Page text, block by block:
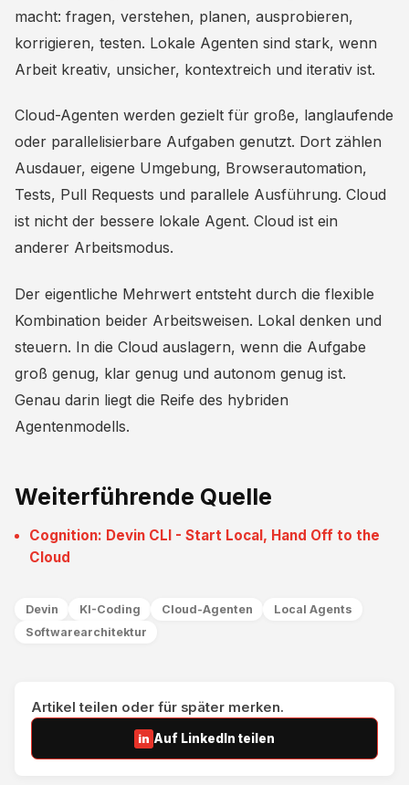
macht: fragen, verstehen, planen, ausprobieren,
korrigieren, testen. Lokale Agenten sind stark, wenn
Arbeit kreativ, unsicher, kontextreich und iterativ ist.
Cloud-Agenten werden gezielt für große, langlaufende
oder parallelisierbare Aufgaben genutzt. Dort zählen
Ausdauer, eigene Umgebung, Browserautomation,
Tests, Pull Requests und parallele Ausführung. Cloud
ist nicht der bessere lokale Agent. Cloud ist ein
anderer Arbeitsmodus.
Der eigentliche Mehrwert entsteht durch die flexible
Kombination beider Arbeitsweisen. Lokal denken und
steuern. In die Cloud auslagern, wenn die Aufgabe
groß genug, klar genug und autonom genug ist.
Genau darin liegt die Reife des hybriden
Agentenmodells.
Weiterführende Quelle
Cognition: Devin CLI - Start Local, Hand Off to the
Cloud
Devin KI-Coding Cloud-Agenten
Local Agents
Softwarearchitektur
Artikel teilen oder für später merken.
Auf LinkedIn teilen